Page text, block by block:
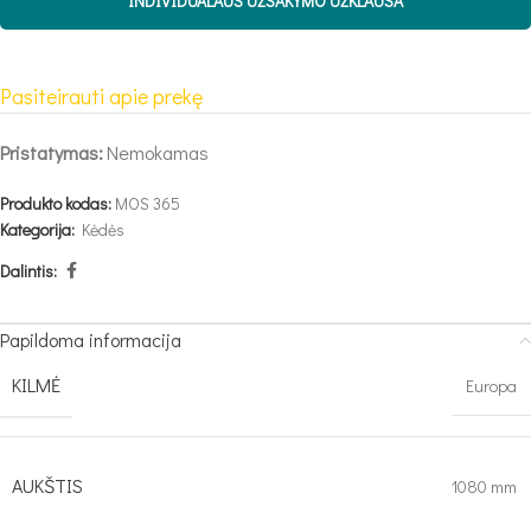
Pasiteirauti apie prekę
Pristatymas:Nemokamas
Produkto kodas: MOS 365
Kategorija: Kėdės
Dalintis:
Papildoma informacija
KILMĖ
Europa
AUKŠTIS 1080 mm